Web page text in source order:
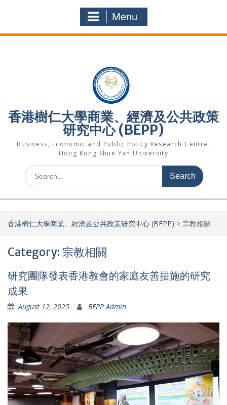
Menu
香港樹仁大學商業、經濟及公共政策
研究中心 (BEPP)
Business, Economic and Public Policy Research Centre,
Hong Kong Shue Yan University
Search
for:
香港樹仁大學商業、經濟及公共政策研究中心 (BEPP) > 宗教相關
Category: 宗教相關
研究團隊發表香港教會的家庭友善措施的研究
成果
August 12, 2025 BEPP Admin